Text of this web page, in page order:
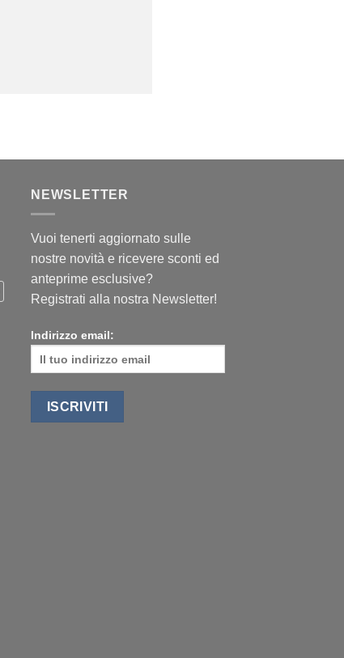
NEWSLETTER
Vuoi tenerti aggiornato sulle
nostre novità e ricevere sconti ed
anteprime esclusive?
Registrati alla nostra Newsletter!
Indirizzo email: